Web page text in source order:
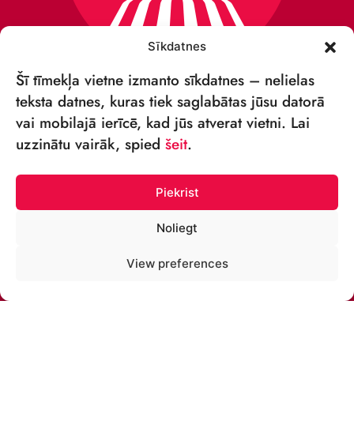
Sīkdatnes
Šī tīmekļa vietne izmanto sīkdatnes – nelielas
teksta datnes, kuras tiek saglabātas jūsu datorā
vai mobilajā ierīcē, kad jūs atverat vietni. Lai
uzzinātu vairāk, spied šeit.
Piekrist
Noliegt
View preferences
VSIA „RĪGAS CIRKS”
Merķeļa iela 4,
Rīga, LV-1050 Latvija
Reģ. nr: 40003027789
ТЕЛЕФОН: